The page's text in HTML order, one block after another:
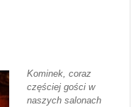
Kominek, coraz
częściej gości w
naszych salonach